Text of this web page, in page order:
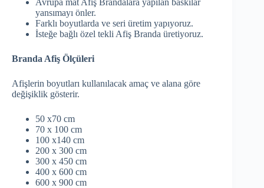
yansımayı önler.
Farklı boyutlarda ve seri üretim yapıyoruz.
İsteğe bağlı özel tekli Afiş Branda üretiyoruz.
Branda Afiş Ölçüleri
Afişlerin boyutları kullanılacak amaç ve alana göre
değişiklik gösterir.
50 x70 cm
70 x 100 cm
100 x140 cm
200 x 300 cm
300 x 450 cm
400 x 600 cm
600 x 900 cm